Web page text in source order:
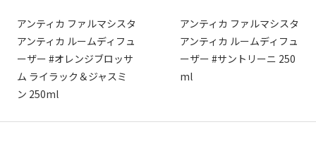
アンティカ ファルマシスタ
アンティカ ルームディフュ
ーザー #オレンジブロッサ
ム ライラック＆ジャスミ
ン 250ml
アンティカ ファルマシスタ
アンティカ ルームディフュ
ーザー #サントリーニ 250
ml